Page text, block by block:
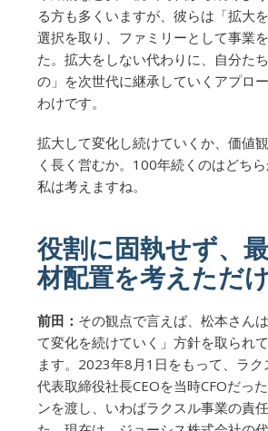
る方も多くいますが、彼らは「拡大
選択を取り、ファミリーとして事業
た。拡大をしない代わりに、自分た
の」を次世代に継承していくアプロ
わけです。
拡大して変化し続けていくか、価値
く長く営むか。100年続くのはどち
私は考えますね。
役割に固執せず、
材配置を考えただけ
前田： その観点で言えば、松本さん
て変化を続けていく」方針を取られ
ます。2023年8月1日をもって、ラ
代表取締役社長CEOを当時CFOだっ
ンを渡し、いわばラクスル事業の責